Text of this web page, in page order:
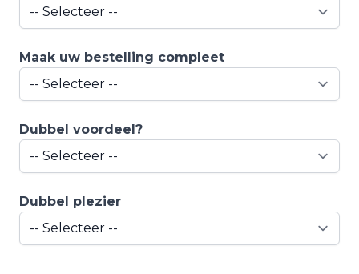
Maak uw bestelling compleet
Dubbel voordeel?
Dubbel plezier